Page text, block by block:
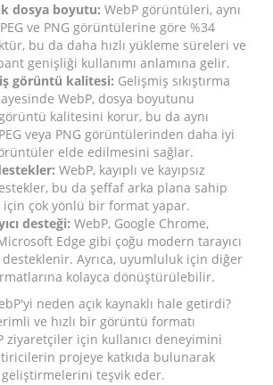
dosya boyutu: WebP görüntüleri, aynı
ve PNG görüntülerine göre %34
bu da daha hızlı yükleme süreleri ve
genişliği kullanımı anlamına gelir.
görüntü kalitesi: Gelişmiş sıkıştırma
WebP, dosya boyutunu
kalitesini korur, bu da aynı
veya PNG görüntülerinden daha iyi
elde edilmesini sağlar.
WebP, kayıplı ve kayıpsız
bu da şeffaf arka plana sahip
çok yönlü bir format yapar.
desteği: WebP, Google Chrome,
Edge gibi çoğu modern tarayıcı
Ayrıca, uyumluluk için diğer
kolayca dönüştürülebilir.
neden açık kaynaklı hale getirdi?
ve hızlı bir görüntü formatı
ziyaretçiler için kullanıcı deneyimini
projeye katkıda bulunarak
teşvik eder.